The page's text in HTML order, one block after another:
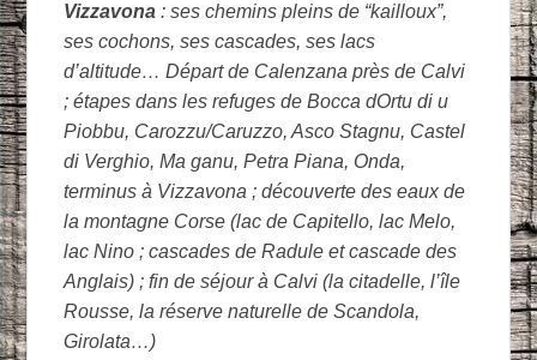
Vizzavona : ses chemins pleins de “kailloux”,
ses cochons, ses cascades, ses lacs
d’altitude… Départ de Calenzana près de Calvi
; étapes dans les refuges de Bocca dOrtu di u
Piobbu, Carozzu/Caruzzo, Asco Stagnu, Castel
di Verghio, Ma ganu, Petra Piana, Onda,
terminus à Vizzavona ; découverte des eaux de
la montagne Corse (lac de Capitello, lac Melo,
lac Nino ; cascades de Radule et cascade des
Anglais) ; fin de séjour à Calvi (la citadelle, l’île
Rousse, la réserve naturelle de Scandola,
Girolata…)